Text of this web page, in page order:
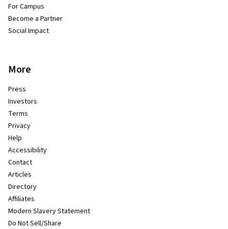
For Campus
Become a Partner
Social Impact
More
Press
Investors
Terms
Privacy
Help
Accessibility
Contact
Articles
Directory
Affiliates
Modern Slavery Statement
Do Not Sell/Share